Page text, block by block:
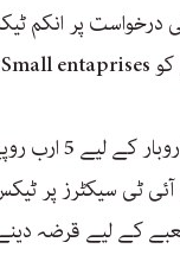
درخواست پر
قرضے کے لیے رکھے گئے ہیں۔
پر ٹیکس 15 سے 5 فیصد کیا جا رہا